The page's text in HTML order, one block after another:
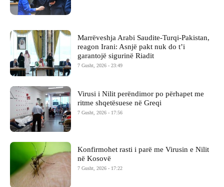
Marrëveshja Arabi Saudite-Turqi-Pakistan,
reagon Irani: Asnjë pakt nuk do t’i
garantojë sigurinë Riadit
7 Gusht, 2026 - 23:49
Virusi i Nilit perëndimor po përhapet me
ritme shqetësuese në Greqi
7 Gusht, 2026 - 17:56
Konfirmohet rasti i parë me Virusin e Nilit
në Kosovë
7 Gusht, 2026 - 17:22